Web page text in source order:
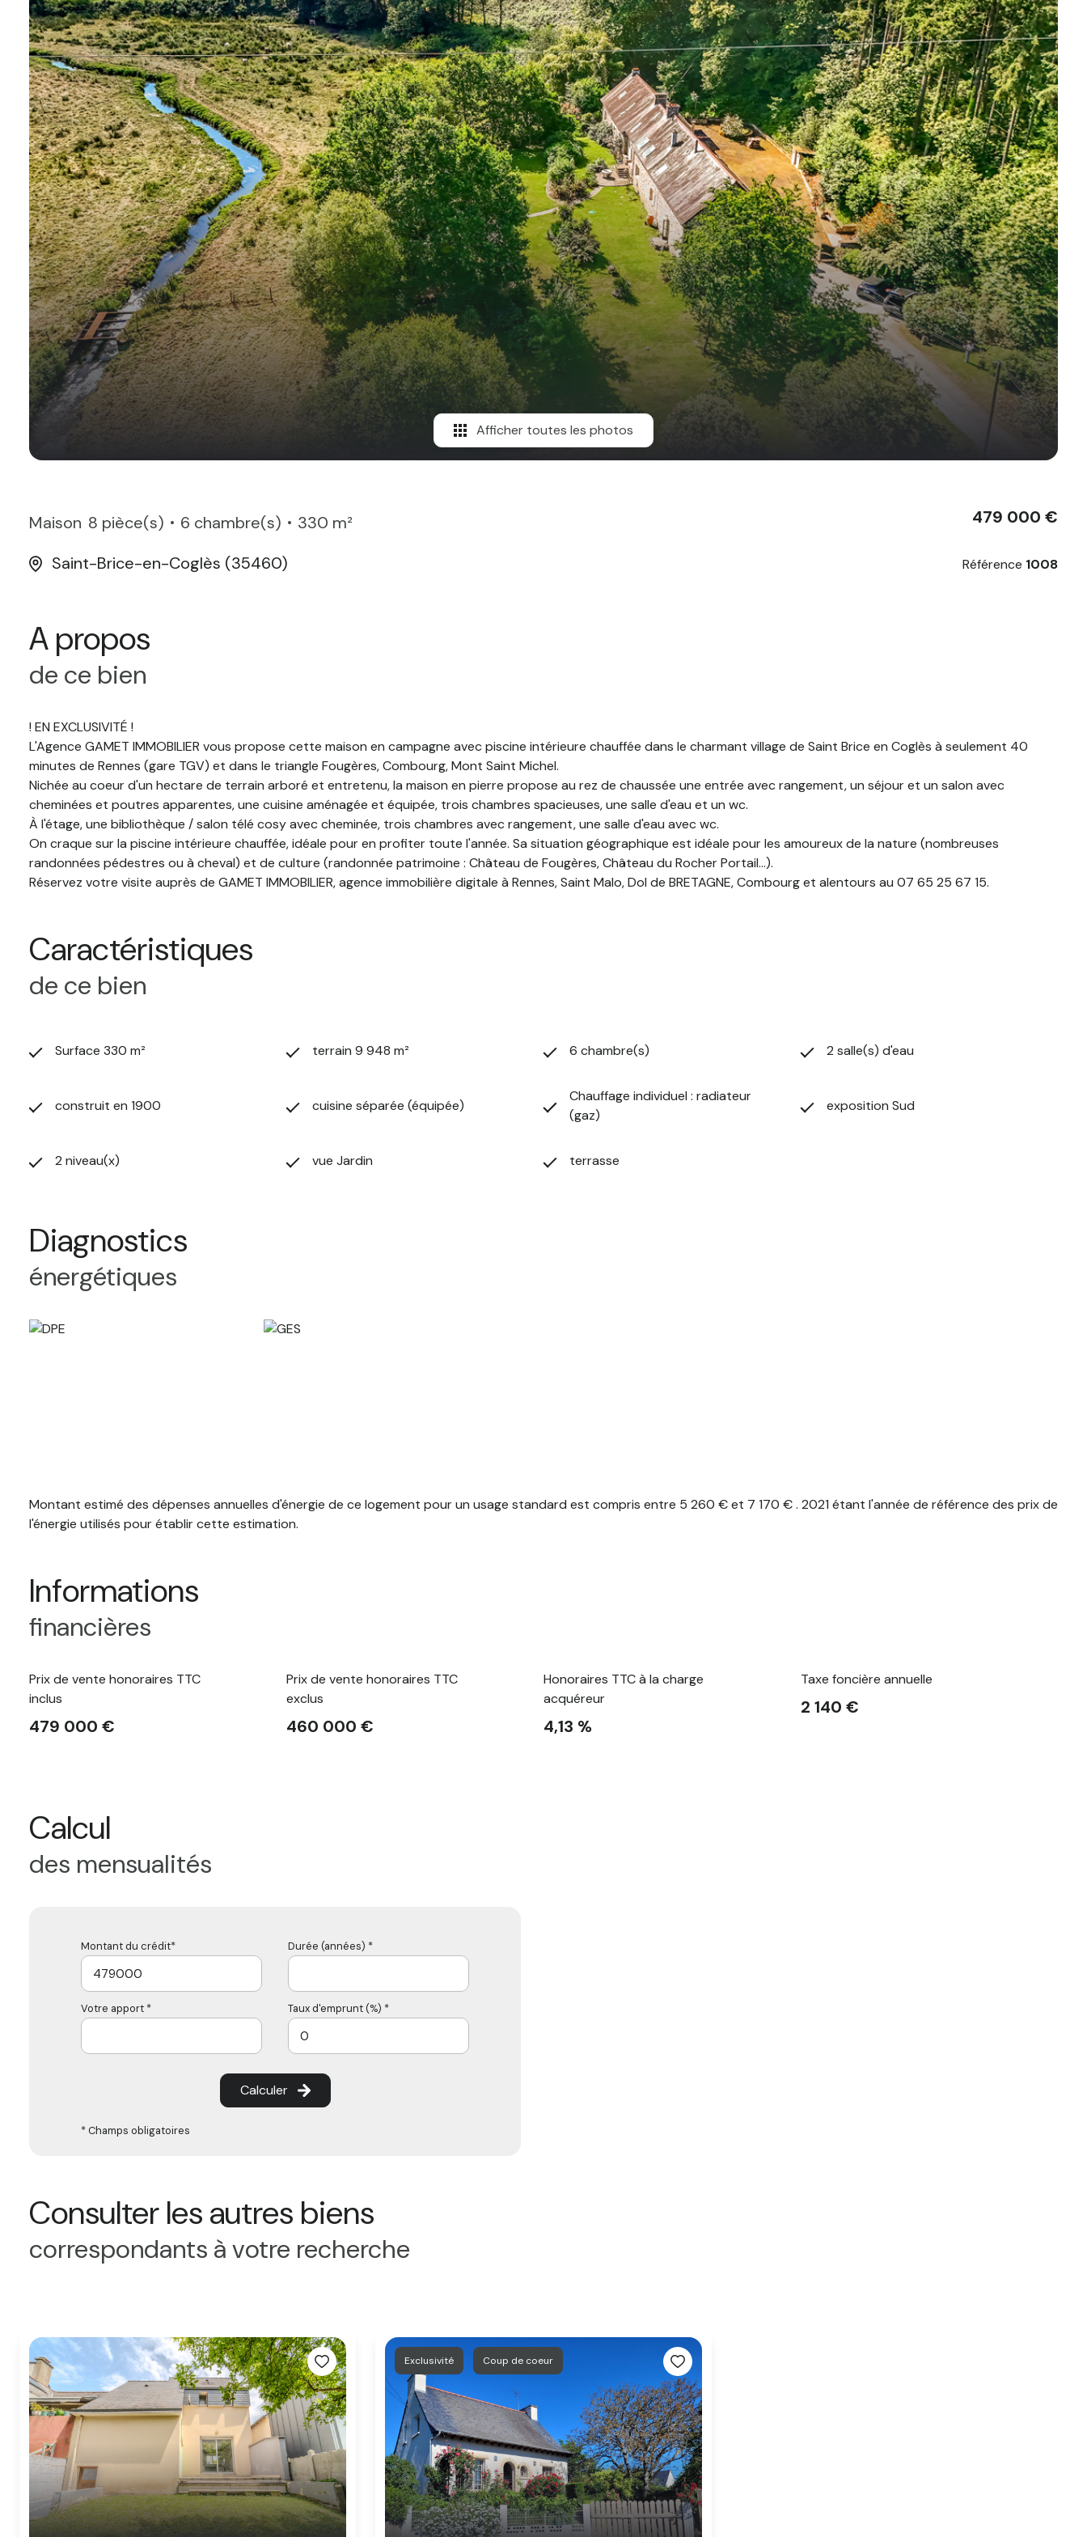
SOMMES
?
CONTACT
Afficher toutes les photos
Maison 8 pièce(s) 6 chambre(s)
330 m²
Saint-Brice-en-Coglès (35460)
479 000 €
Référence 1008
A propos
de ce bien
! EN EXCLUSIVITÉ !
L'Agence GAMET IMMOBILIER vous propose cette maison en campagne avec piscine intérieure chauffée dans le charmant village de Saint Brice en Coglès à seulement 40
minutes de Rennes (gare TGV) et dans le triangle Fougères, Combourg, Mont Saint Michel.
Nichée au coeur d'un hectare de terrain arboré et entretenu, la maison en pierre propose au rez de chaussée une entrée avec rangement, un séjour et un salon avec
cheminées et poutres apparentes, une cuisine aménagée et équipée, trois chambres spacieuses, une salle d'eau et un wc.
À l'étage, une bibliothèque / salon télé cosy avec cheminée, trois chambres avec rangement, une salle d'eau avec wc.
On craque sur la piscine intérieure chauffée, idéale pour en profiter toute l'année. Sa situation géographique est idéale pour les amoureux de la nature (nombreuses
randonnées pédestres ou à cheval) et de culture (randonnée patrimoine : Château de Fougères, Château du Rocher Portail...).
Réservez votre visite auprès de GAMET IMMOBILIER, agence immobilière digitale à Rennes, Saint Malo, Dol de BRETAGNE, Combourg et alentours au 07 65 25 67 15.
Caractéristiques
de ce bien
Surface 330 m² terrain 9 948 m² 6 chambre(s) 2 salle(s) d'eau
construit en 1900 cuisine séparée (équipée)
Chauffage individuel : radiateur
(gaz)
exposition Sud
2 niveau(x) vue Jardin terrasse
Diagnostics
énergétiques
Montant estimé des dépenses annuelles d'énergie de ce logement pour un usage standard est compris entre 5 260 € et 7 170 € . 2021 étant l'année de référence des prix de
l'énergie utilisés pour établir cette estimation.
Informations
financières
Prix de vente honoraires TTC
inclus
479 000 €
Prix de vente honoraires TTC
exclus
460 000 €
Honoraires TTC à la charge
acquéreur
4,13 %
Taxe foncière annuelle
2 140 €
Calcul
des mensualités
Montant du crédit* Durée (années) *
Votre apport * Taux d'emprunt (%) *
Calculer
* Champs obligatoires
Consulter les autres biens
correspondants à votre recherche
Exclusivité Coup de coeur